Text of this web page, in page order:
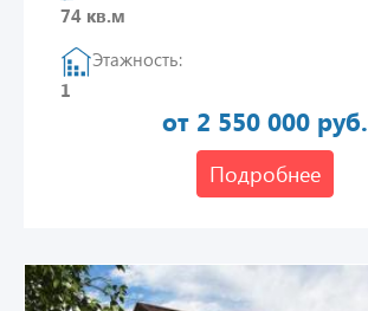
74 кв.м
Этажность:
1
от 2 550 000 руб.
Подробнее